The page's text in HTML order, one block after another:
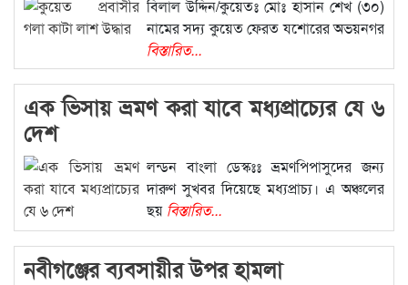
বিলাল উদ্দিন/কুয়েতঃ মোঃ হাসান শেখ (৩০)
নামের সদ্য কুয়েত ফেরত যশোরের অভয়নগর
বিস্তারিত...
এক ভিসায় ভ্রমণ করা যাবে মধ্যপ্রাচ্যের যে ৬
দেশ
লন্ডন বাংলা ডেস্কঃঃ ভ্রমণপিপাসুদের জন্য
দারুণ সুখবর দিয়েছে মধ্যপ্রাচ্য। এ অঞ্চলের
ছয় বিস্তারিত...
নবীগঞ্জের ব্যবসায়ীর উপর হামলা